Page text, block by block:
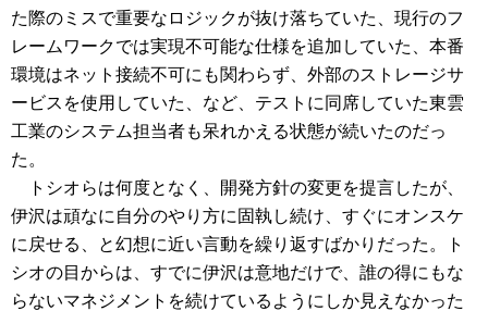
た際のミスで重要なロジックが抜け落ちていた、現行のフ
レームワークでは実現不可能な仕様を追加していた、本番
環境はネット接続不可にも関わらず、外部のストレージサ
ービスを使用していた、など、テストに同席していた東雲
工業のシステム担当者も呆れかえる状態が続いたのだっ
た。
トシオらは何度となく、開発方針の変更を提言したが、
伊沢は頑なに自分のやり方に固執し続け、すぐにオンスケ
に戻せる、と幻想に近い言動を繰り返すばかりだった。ト
シオの目からは、すでに伊沢は意地だけで、誰の得にもな
らないマネジメントを続けているようにしか見えなかった